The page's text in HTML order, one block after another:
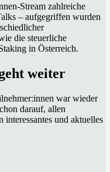
Stream zahlreiche
– aufgegriffen wurden
die steuerliche
in Österreich.
weiter
war wieder
darauf, allen
und aktuelles